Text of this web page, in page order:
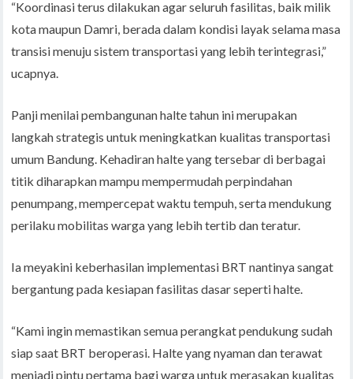
“Koordinasi terus dilakukan agar seluruh fasilitas, baik milik
kota maupun Damri, berada dalam kondisi layak selama masa
transisi menuju sistem transportasi yang lebih terintegrasi,”
ucapnya.
Panji menilai pembangunan halte tahun ini merupakan
langkah strategis untuk meningkatkan kualitas transportasi
umum Bandung. Kehadiran halte yang tersebar di berbagai
titik diharapkan mampu mempermudah perpindahan
penumpang, mempercepat waktu tempuh, serta mendukung
perilaku mobilitas warga yang lebih tertib dan teratur.
Ia meyakini keberhasilan implementasi BRT nantinya sangat
bergantung pada kesiapan fasilitas dasar seperti halte.
“Kami ingin memastikan semua perangkat pendukung sudah
siap saat BRT beroperasi. Halte yang nyaman dan terawat
menjadi pintu pertama bagi warga untuk merasakan kualitas